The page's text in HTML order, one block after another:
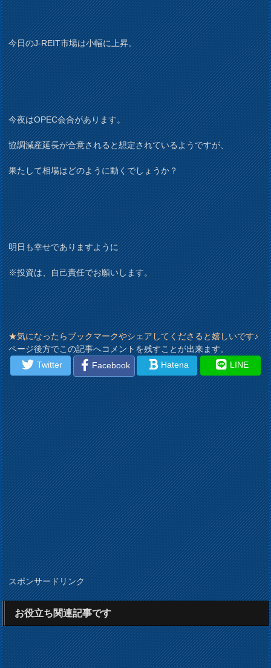
今日のJ-REIT市場は小幅に上昇。
今夜はOPEC会合があります。
協調減産延長が合意されると想定されているようですが、
果たして相場はどのように動くでしょうか？
明日も幸せでありますように
※投資は、自己責任でお願いします。
★気になったらブックマークやシェアしてくださると嬉しいです♪
ページ後方でこの記事へコメントを残すことが出来ます。
Twitter
Facebook Hatena LINE
スポンサードリンク
お役立ち関連記事です